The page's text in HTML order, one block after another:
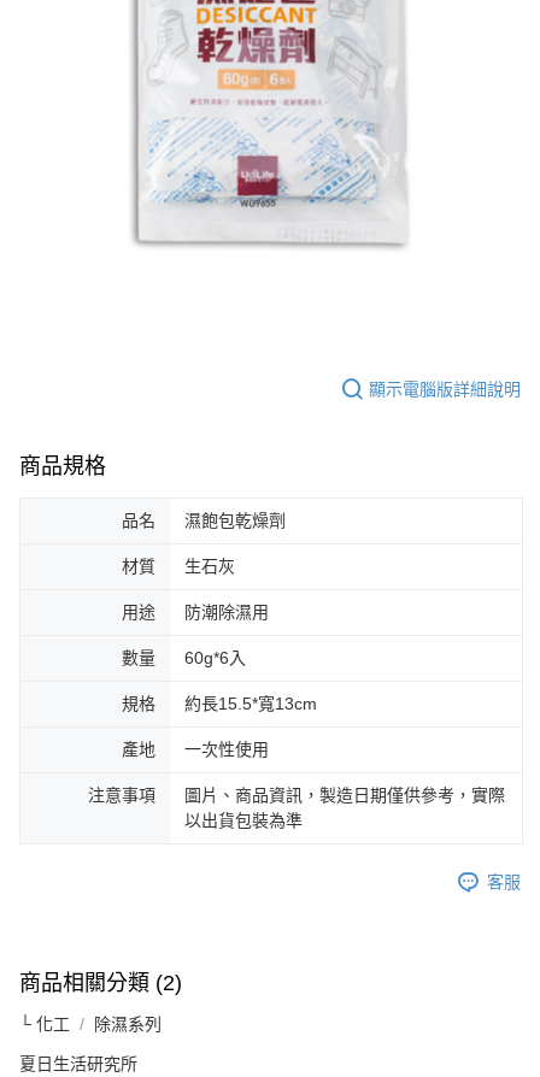
購買商品的店家。未經商家同意取消之訂單仍視為有效，需透過AFTEE先享
※ 交易是否成功請以「AFTEE先享後付 」之結帳頁面顯示為準，若有關於
是否繳費成功／繳費後需取消欲退款等相關疑問，請聯繫「AFTEE先享後付
https://netprotections.freshdesk.com/support/home
１．透過由恩沛科技股份有限公司提供之「AFTEE先享後付」服務完成之交
易，需依本服務之必要範圍內提供個人資料，並將交易相關給付款項請求債
權轉讓予恩沛科技股份有限公司。
https://aftee.tw/terms/#terms3
５．嚴禁一人註冊多個帳號或使用他人資訊註冊。若發現惡意使用之情形，
每筆NT$60，滿NT$599(含以上)免運費
每筆NT$60，滿NT$599(含以上)免運費
每筆NT$120，滿NT$899(含以上)免運費
顯示電腦版詳細說明
商品規格
品名 濕飽包乾燥劑
材質 生石灰
用途 防潮除濕用
數量 60g*6入
規格 約長15.5*寬13cm
產地 一次性使用
注意事項
圖片、商品資訊，製造日期僅供參考，實際
以出貨包裝為準
客服
商品相關分類 (2)
└ 化工 除濕系列
夏日生活研究所